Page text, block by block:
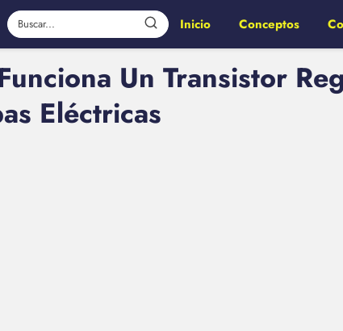
Inicio Conceptos
Un Transistor
Eléctricas